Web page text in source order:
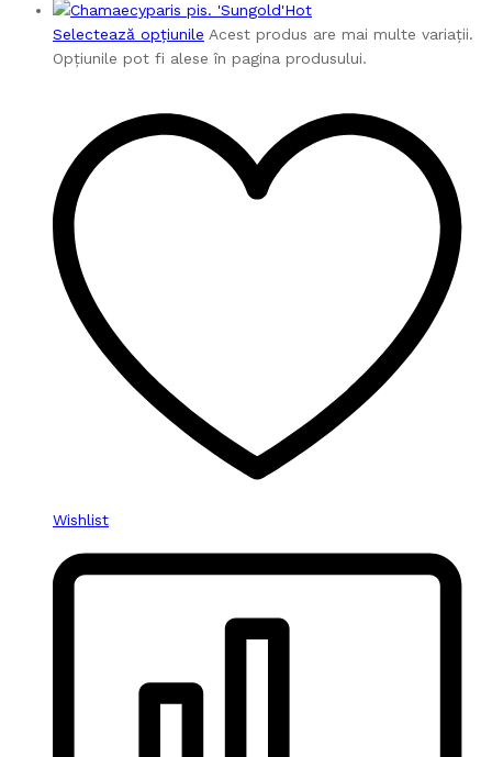
Hot
Selectează opțiunile Acest produs are mai multe variații.
Opțiunile pot fi alese în pagina produsului.
Wishlist